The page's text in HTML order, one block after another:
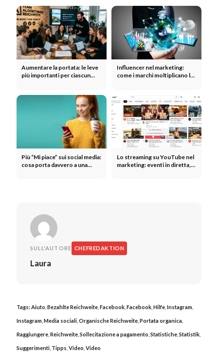
Aumentare la portata: le leve
più importanti per ciascun
Influencer nel marketing:
come i marchi moltiplicano la
Più “Mi piace” sui social media:
cosa porta davvero a una
Lo streaming su YouTube nel
marketing: eventi in diretta,
SULL'AUTORE CHEFREDAKTION
Laura
Tags: Aiuto Bezahlte Reichweite, Facebook, Facebook, Hilfe, Instagram,
Instagram, Media sociali, Organische Reichweite, Portata organica,
Raggiungere, Reichweite, Sollecitazione a pagamento Statistiche, Statistik,
Suggerimenti, Tipps Video Video